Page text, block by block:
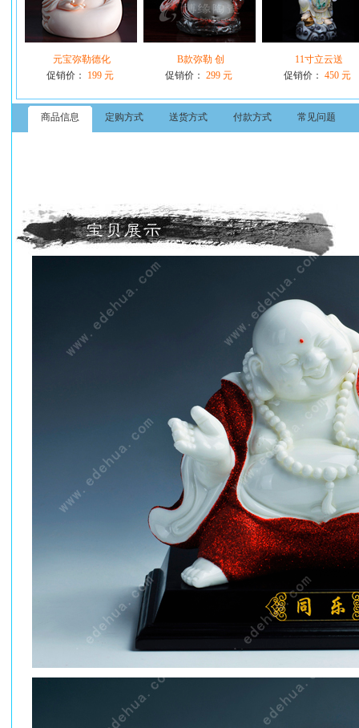
元宝弥勒德化
促销价：
199 元
B款弥勒 创
促销价： 299 元
11寸立云送
促销价： 450 元
商品信息 定购方式 送货方式 付款方式 常见问题